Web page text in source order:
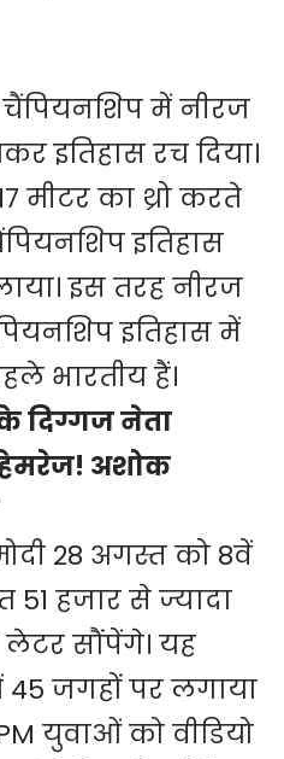
में नीरज
इतिहास रच दिया।
मीटर का थ्रो करते
इतिहास
इस तरह नीरज
इतिहास में
भारतीय हैं।
दिग्गज नेता
हेमरेज! अशोक
28 अगस्त को 8वें
हजार से ज्यादा
सौंपेंगे। यह
जगहों पर लगाया
युवाओं को वीडियो